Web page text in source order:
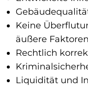
Keine
äußere Faktoren
Rechtlich
Liquidität und